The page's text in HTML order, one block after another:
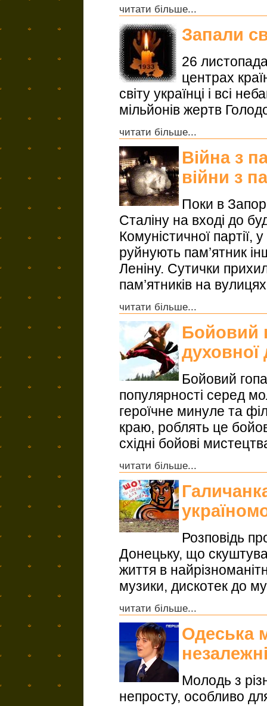
читати більше...
Запали
26
центрах
світу українці і всі
мільйонів жертв
читати більше...
Війна з
війни з
Поки в
Сталіну на вході до
Комуністичної
руйнують пам’ятник
Леніну. Сутички
пам’ятників на
читати більше...
Бойовий
духовної
Бойовий
популярності серед
героїчне минуле та
краю, роблять це
східні бойові
читати більше...
Розповідь
Донецьку, що
життя в
музики, дискотек до
читати більше...
Одеська
Молодь з
непросту, особливо